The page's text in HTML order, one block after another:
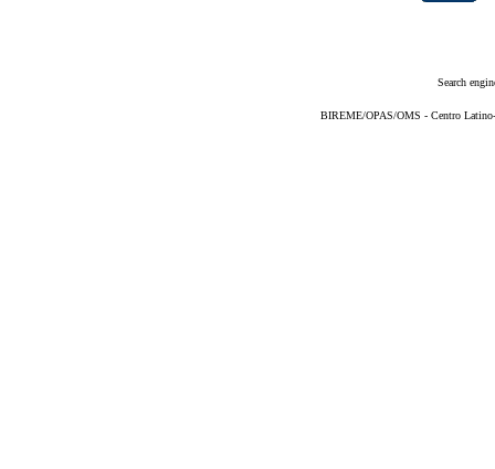
Search
BIREME/OPAS/OMS - Centro Latino-